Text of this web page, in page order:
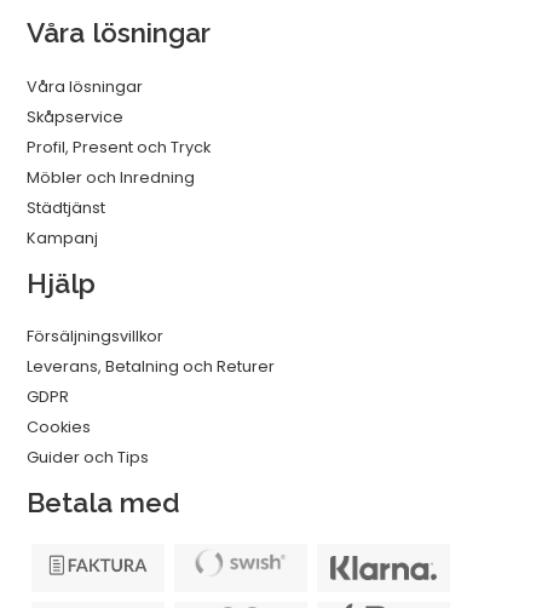
Våra lösningar
Våra lösningar
Skåpservice
Profil, Present och Tryck
Möbler och Inredning
Städtjänst
Kampanj
Hjälp
Försäljningsvillkor
Leverans, Betalning och Returer
GDPR
Cookies
Guider och Tips
Betala med